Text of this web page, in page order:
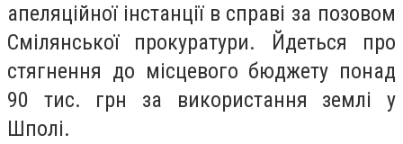
апеляційної інстанції в справі за позовом
Смілянської прокуратури. Йдеться про
стягнення до місцевого бюджету понад
90 тис. грн за використання землі у
Шполі.